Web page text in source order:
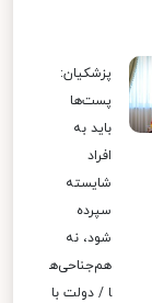
پزشکیان:
پست‌ها
باید به
افراد
شایسته
سپرده
شود، نه
هم‌جناحی‌ه
ا / دولت با